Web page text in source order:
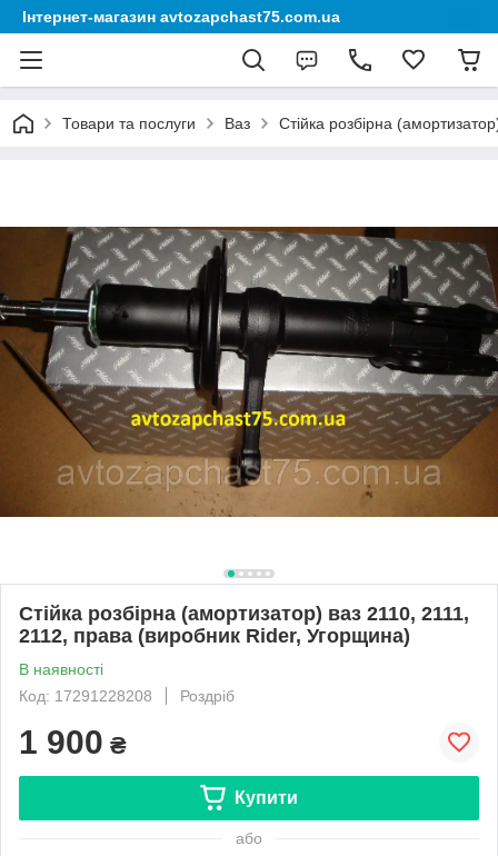
Інтернет-магазин avtozapchast75.com.ua
Товари та послуги Ваз Стійка розбірна
Стійка розбірна (амортизатор) ваз 2110, 2111,
2112, права (виробник Rider, Угорщина)
В наявності
Код: 17291228208
Роздріб
1 900 ₴
Купити
або